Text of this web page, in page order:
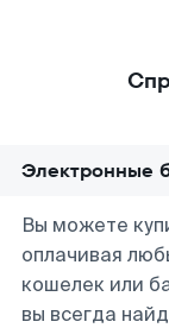
Электронные
Вы можете
оплачивая
кошелек или
вы всегда